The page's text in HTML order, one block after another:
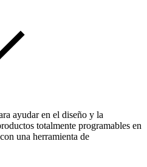
ayudar en el diseño y la
totalmente programables en
una herramienta de